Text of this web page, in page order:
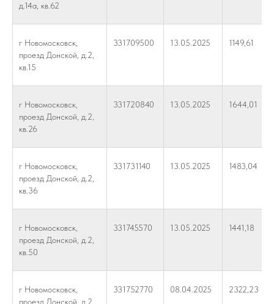
д.14а, кв.62
г Новомосковск,
проезд Донской, д.2,
кв.15
331709500 13.05.2025 1149,61
г Новомосковск,
проезд Донской, д.2,
кв.26
331720840 13.05.2025 1644,01
г Новомосковск,
проезд Донской, д.2,
кв.36
331731140 13.05.2025 1483,04
г Новомосковск,
проезд Донской, д.2,
кв.50
331745570 13.05.2025 1441,18
г Новомосковск,
проезд Донской, д.2,
331752770 08.04.2025 2322,23